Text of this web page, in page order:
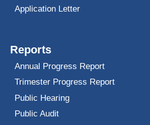
Application Letter
Reports
Annual Progress Report
Trimester Progress Report
Public Hearing
Public Audit